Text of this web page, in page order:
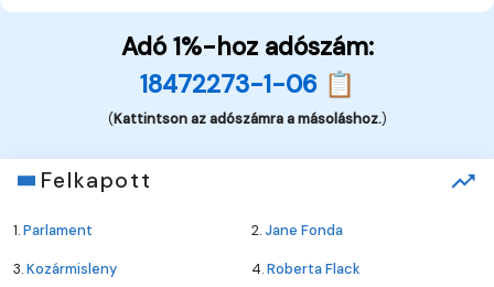
Adó 1%-hoz adószám:
18472273-1-06 📋
(Kattintson az adószámra a másoláshoz.)
Felkapott
1.Parlament 2.Jane Fonda
3.Kozármisleny 4.Roberta Flack